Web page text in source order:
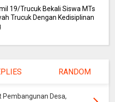
19/Trucuk Bekali Siswa MTs
Trucuk Dengan Kedisiplinan
RANDOM
Pembangunan Desa,